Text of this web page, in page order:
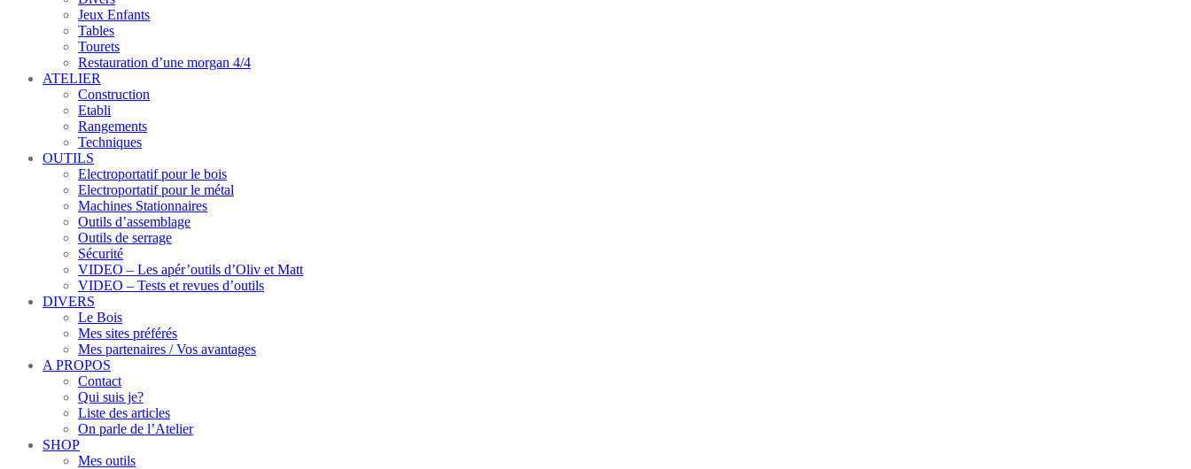
Jeux Enfants
Tables
Tourets
Restauration d’une morgan 4/4
ATELIER
Construction
Etabli
Rangements
Techniques
OUTILS
Electroportatif pour le bois
Electroportatif pour le métal
Machines Stationnaires
Outils d’assemblage
Outils de serrage
Sécurité
VIDEO – Les apér’outils d’Oliv et Matt
VIDEO – Tests et revues d’outils
DIVERS
Le Bois
Mes sites préférés
Mes partenaires / Vos avantages
A PROPOS
Contact
Qui suis je?
Liste des articles
On parle de l’Atelier
SHOP
Mes outils